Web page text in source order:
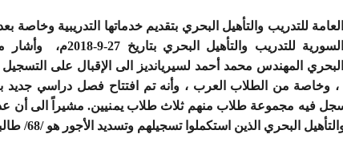
للتدريب والتأهيل البحري بتقديم خدماتها التدريبية وخاصة بعد
النقل للأكاديمية السورية للتدريب
البحري المهندس محمد أحمد لسيريانديز الى الإقبال على التسجيل
فيه مجموعة طلاب منهم ثلاث طلاب يمنيين. مشيراً الى أن
البحري الذين استكملوا تسجيلهم وتسديد الأجور هو /68/ طالباً.